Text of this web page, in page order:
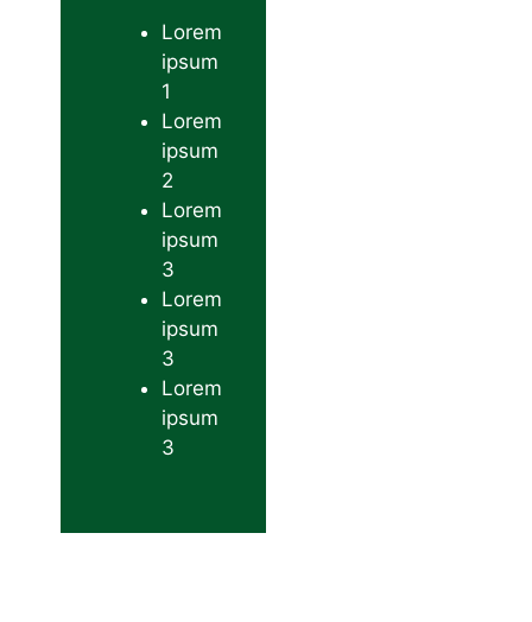
Lorem
ipsum
1
Lorem
ipsum
2
Lorem
ipsum
3
Lorem
ipsum
3
Lorem
ipsum
3